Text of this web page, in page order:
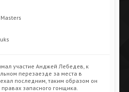
участие Анджей Лебедев, к
перезаезде за места в
последним, таким образом он
запасного гонщика.